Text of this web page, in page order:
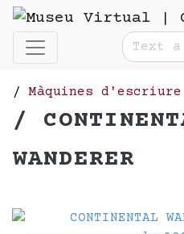
/ Màquines d'escriure
/
WANDERER